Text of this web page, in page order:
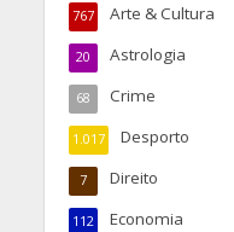
Arte & Cultura
767
Astrologia
20
Crime
68
Desporto
1.017
Direito
7
Economia
112